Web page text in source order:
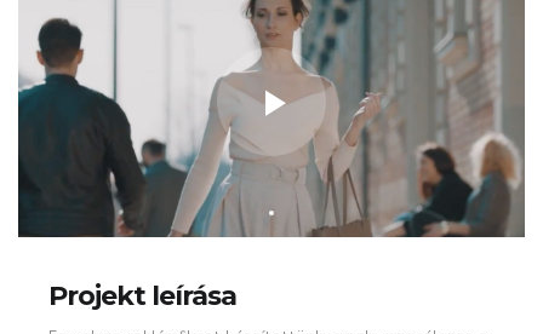
Projekt leírása